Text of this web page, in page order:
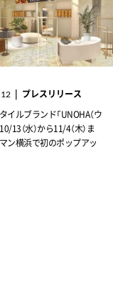
プレスリリース
イルブランド「UNOHA（ウ
13（水）から11/4（木）ま
ン横浜で初のポップアッ